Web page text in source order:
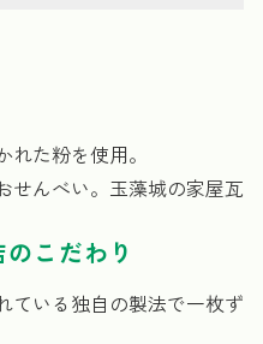
た粉を使用。
せんべい。玉藻城の家屋瓦
こだわり
ている独自の製法で一枚ず